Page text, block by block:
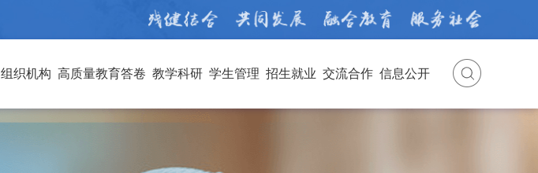
组织机构 高质量教育答卷 教学科研 学生管理 招生就业 交流合作 信息公开